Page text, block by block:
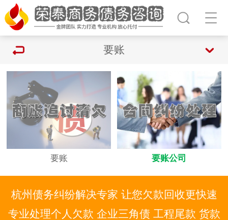
要账
要账 要账公司
杭州债务纠纷解决专家 让您欠款回收更快速
专业处理个人欠款 企业三角债 工程尾款 货款